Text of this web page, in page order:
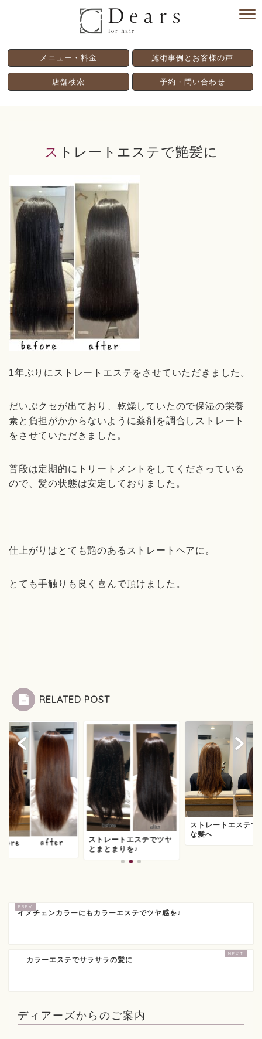
メニュー・料金 施術事例とお客様の声
店舗検索 予約・問い合わせ
ストレートエステで艶髪に
1年ぶりにストレートエステをさせていただきました。
だいぶクセが出ており、乾燥していたので保湿の栄養
素と負担がかからないように薬剤を調合しストレート
をさせていただきました。
普段は定期的にトリートメントをしてくださっている
ので、髪の状態は安定しておりました。
仕上がりはとても艶のあるストレートヘアに。
とても手触りも良く喜んで頂けました。
RELATED POST
ストレートエステでツヤ
とまとまりを♪
ストレートエステで
な髪へ
イメチェンカラーにもカラーエステでツヤ感を♪
カラーエステでサラサラの髪に
ディアーズからのご案内